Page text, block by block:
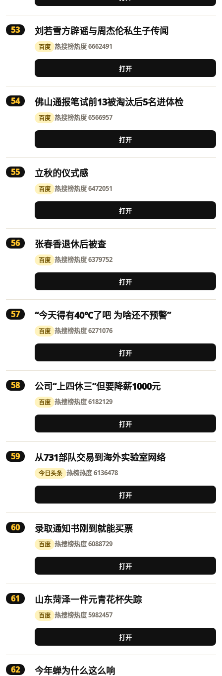
53 刘若雪方辟谣与周杰伦私生子传闻
百度 热搜榜热度 6662491
打开
54 佛山通报笔试前13被淘汰后5名进体检
百度 热搜榜热度 6566957
打开
55 立秋的仪式感
百度 热搜榜热度 6472051
打开
56 张春香退休后被查
百度 热搜榜热度 6379752
打开
57 “今天得有40℃了吧 为啥还不预警”
百度 热搜榜热度 6271076
打开
58 公司“上四休三”但要降薪1000元
百度 热搜榜热度 6182129
打开
59 从731部队交易到海外实验室网络
今日头条 热榜热度 6136478
打开
60 录取通知书刚到就能买票
百度 热搜榜热度 6088729
打开
61 山东菏泽一件元青花杯失踪
百度 热搜榜热度 5982457
打开
62 今年蝉为什么这么响